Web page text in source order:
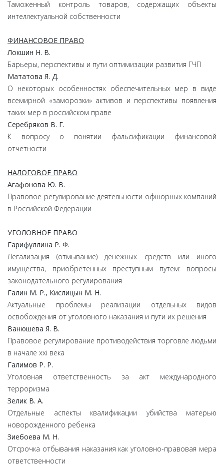
Таможенный контроль товаров, содержащих объекты
интеллектуальной собственности
ФИНАНСОВОЕ ПРАВО
Локшин Н. В.
Барьеры, перспективы и пути оптимизации развития ГЧП
Мататова Я. Д.
О некоторых особенностях обеспечительных мер в виде
всемирной «заморозки» активов и перспективы появления
таких мер в российском праве
Серебряков В. Г.
К вопросу о понятии фальсификации финансовой
отчетности
НАЛОГОВОЕ ПРАВО
Агафонова Ю. В.
Правовое регулирование деятельности офшорных компаний
в Российской Федерации
УГОЛОВНОЕ ПРАВО
Гарифуллина Р. Ф.
Легализация (отмывание) денежных средств или иного
имущества, приобретенных преступным путем: вопросы
законодательного регулирования
Галин М. Р., Кислицын М. Н.
Актуальные проблемы реализации отдельных видов
освобождения от уголовного наказания и пути их решения
Ванюшева Я. В.
Правовое регулирование противодействия торговле людьми
в начале xxi века
Галимов Р. Р.
Уголовная ответственность за акт международного
терроризма
Зелик В. А.
Отдельные аспекты квалификации убийства матерью
новорожденного ребенка
Зиебоева М. Н.
Отсрочка отбывания наказания как уголовно-правовая мера
ответственности